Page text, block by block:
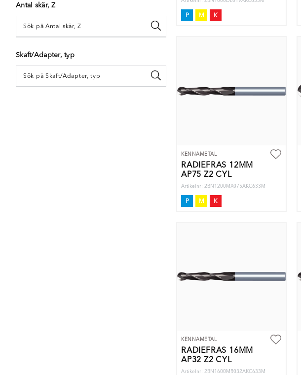
Antal skär, Z
Skaft/Adapter, typ
P M K
KENNAMETAL
RADIEFRÄS 12MM
AP75 Z2 CYL
Artikelnr: 2BN1200MX075AKC633M
P M K
KENNAMETAL
RADIEFRÄS 16MM
AP32 Z2 CYL
Artikelnr: 2BN1600MR032AKC633M